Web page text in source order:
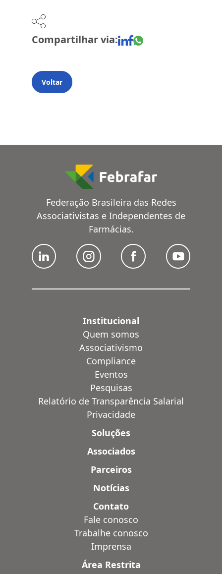
Compartilhar via:
Voltar
Federação Brasileira das Redes
Associativistas e Independentes de
Farmácias.
Institucional
Quem somos
Associativismo
Compliance
Eventos
Pesquisas
Relatório de Transparência Salarial
Privacidade
Soluções
Associados
Parceiros
Notícias
Contato
Fale conosco
Trabalhe conosco
Imprensa
Área Restrita